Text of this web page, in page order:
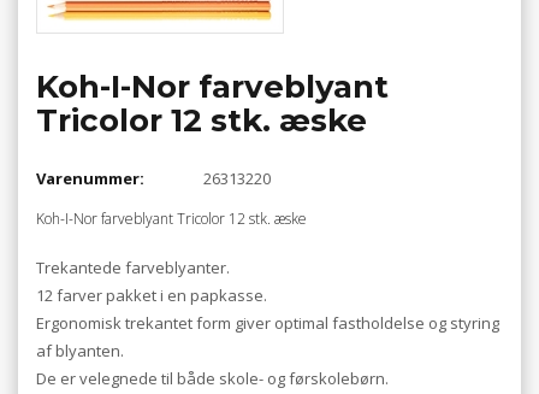
Koh-I-Nor farveblyant
Tricolor 12 stk. æske
Varenummer: 26313220
Koh-I-Nor farveblyant Tricolor 12 stk. æske
Trekantede farveblyanter.
12 farver pakket i en papkasse.
Ergonomisk trekantet form giver optimal fastholdelse og styring
af blyanten.
De er velegnede til både skole- og førskolebørn.